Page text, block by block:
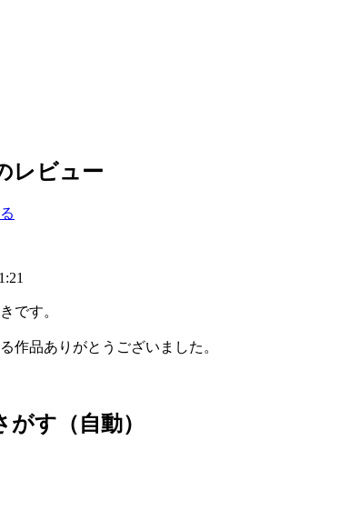
レビュー
です。
作品ありがとうございました。
す（自動）